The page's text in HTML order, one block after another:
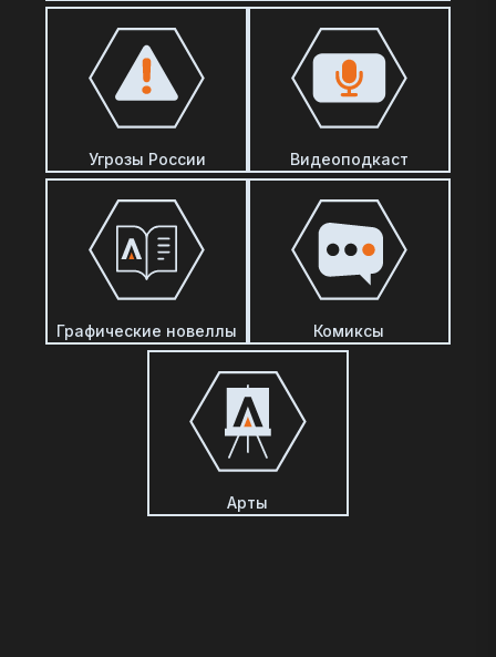
Угрозы России Видеоподкаст
Графические новеллы Комиксы
Арты